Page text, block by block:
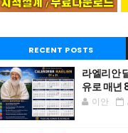
RECENT POSTS
라엘리안
유로 매년
이안